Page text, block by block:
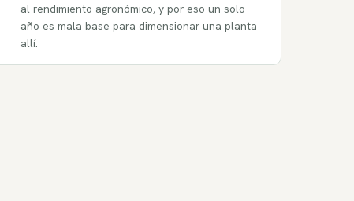
al rendimiento agronómico, y por eso un solo
año es mala base para dimensionar una planta
allí.